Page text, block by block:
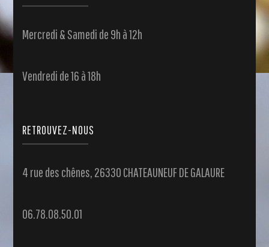
Mercredi & Samedi de 9h à 12h
Vendredi de 16 à 18h
RETROUVEZ-NOUS
4 rue des chênes, 26330 CHATEAUNEUF DE GALAURE
06.78.08.50.01